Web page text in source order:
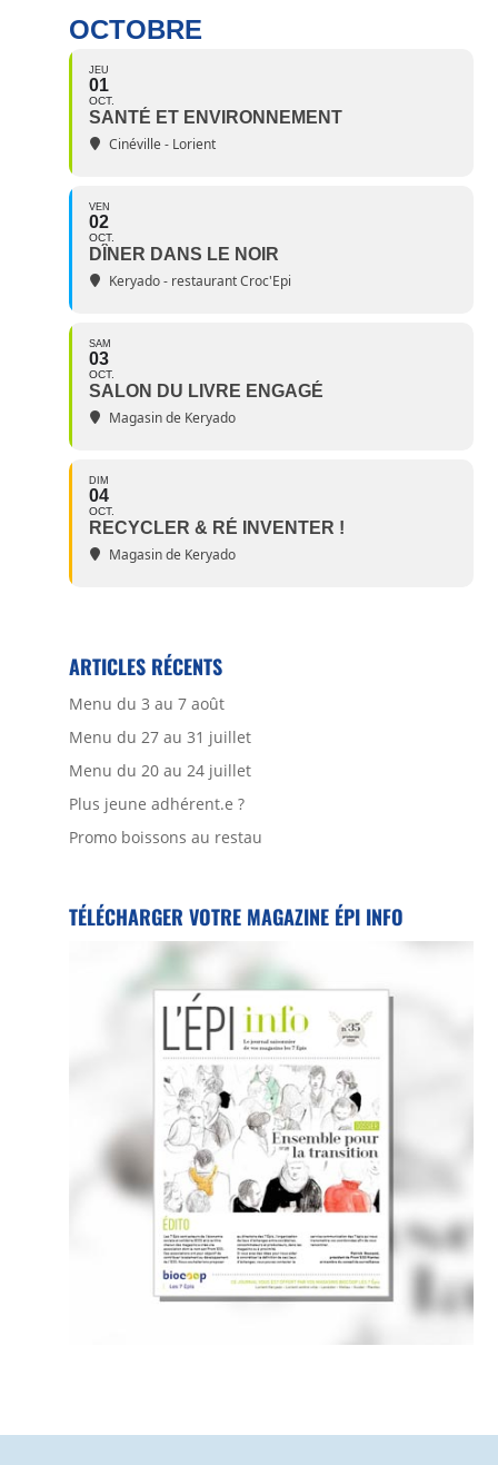
OCTOBRE
JEU
01
OCT.
SANTÉ ET ENVIRONNEMENT
Cinéville - Lorient
VEN
02
OCT.
DÎNER DANS LE NOIR
Keryado - restaurant Croc'Epi
SAM
03
OCT.
SALON DU LIVRE ENGAGÉ
Magasin de Keryado
DIM
04
OCT.
RECYCLER & RÉ INVENTER !
Magasin de Keryado
ARTICLES RÉCENTS
Menu du 3 au 7 août
Menu du 27 au 31 juillet
Menu du 20 au 24 juillet
Plus jeune adhérent.e ?
Promo boissons au restau
TÉLÉCHARGER VOTRE MAGAZINE ÉPI INFO